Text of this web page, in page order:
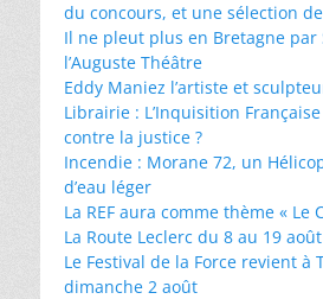
du concours, et une sélection
Il ne pleut plus en Bretagne par
l’Auguste Théâtre
Eddy Maniez l’artiste et
Librairie : L’Inquisition
contre la justice ?
Incendie : Morane 72, un
d’eau léger
La REF aura comme thème « Le
La Route Leclerc du 8 au 19
Le Festival de la Force revient à
dimanche 2 août